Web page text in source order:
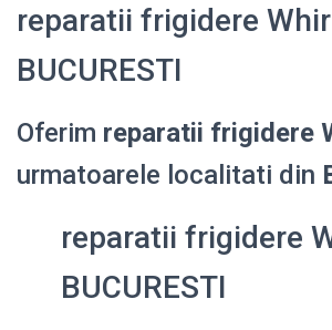
reparatii frigidere
BUCURESTI
Oferim reparatii frigidere
urmatoarele localitati din
reparatii frigidere
BUCURESTI